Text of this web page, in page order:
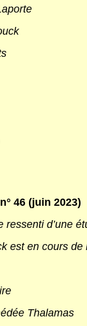
46 (juin 2023)
ressenti d’une
est en cours de
Thalamas